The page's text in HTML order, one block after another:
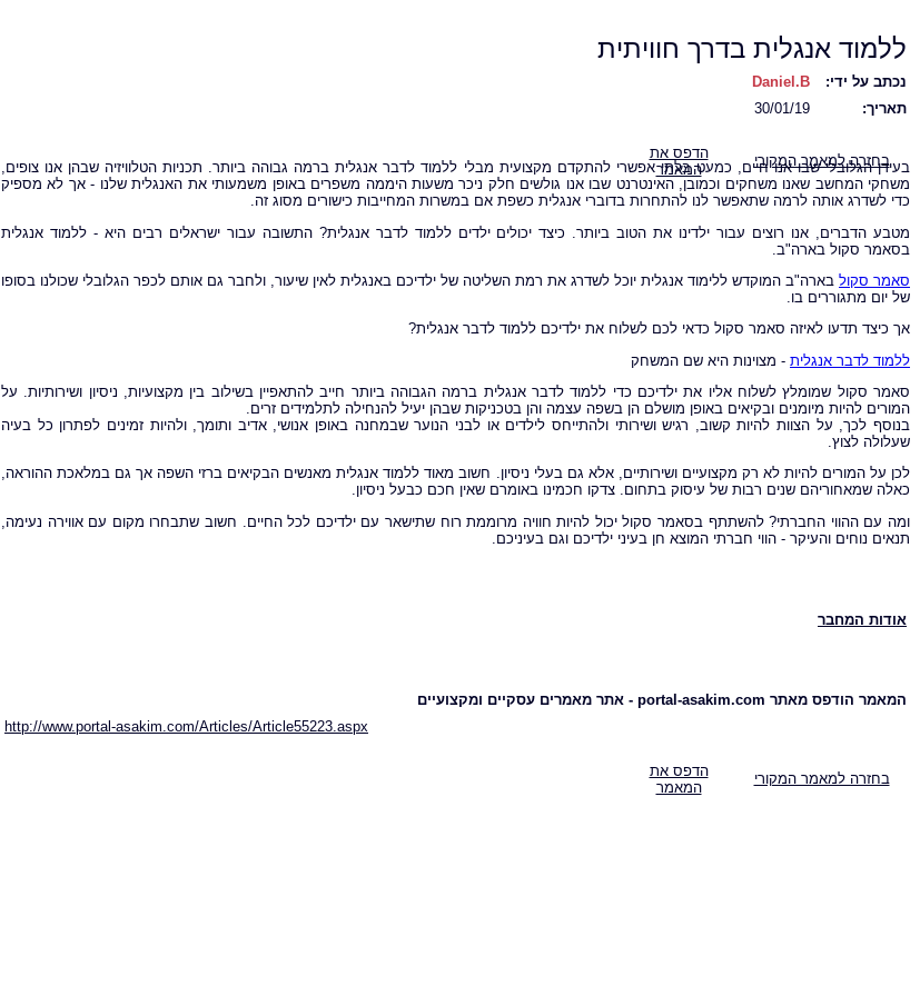
ללמוד אנגלית בדרך חוויתית
נכתב על ידי:
Daniel.B
תאריך:
30/01/19
בחזרה למאמר המקורי
הדפס את
המאמר
בעידן הגלובלי שבו אנו חיים, כמעט בלתי אפשרי להתקדם מקצועית מבלי ללמוד לדבר אנגלית ברמה גבוהה ביותר. תכניות הטלוויזיה שבהן אנו צופים,
משחקי המחשב שאנו משחקים וכמובן, האינטרנט שבו אנו גולשים חלק ניכר משעות היממה משפרים באופן משמעותי את האנגלית שלנו - אך לא מספיק
כדי לשדרג אותה לרמה שתאפשר לנו להתחרות בדוברי אנגלית כשפת אם במשרות המחייבות כישורים מסוג זה.
מטבע הדברים, אנו רוצים עבור ילדינו את הטוב ביותר. כיצד יכולים ילדים ללמוד לדבר אנגלית? התשובה עבור ישראלים רבים היא - ללמוד אנגלית
בסאמר סקול בארה"ב.
סאמר סקול בארה"ב המוקדש ללימוד אנגלית יוכל לשדרג את רמת השליטה של ילדיכם באנגלית לאין שיעור, ולחבר גם אותם לכפר הגלובלי שכולנו בסופו
של יום מתגוררים בו.
אך כיצד תדעו לאיזה סאמר סקול כדאי לכם לשלוח את ילדיכם ללמוד לדבר אנגלית?
ללמוד לדבר אנגלית - מצוינות היא שם המשחק
סאמר סקול שמומלץ לשלוח אליו את ילדיכם כדי ללמוד לדבר אנגלית ברמה הגבוהה ביותר חייב להתאפיין בשילוב בין מקצועיות, ניסיון ושירותיות. על
המורים להיות מיומנים ובקיאים באופן מושלם הן בשפה עצמה והן בטכניקות שבהן יעיל להנחילה לתלמידים זרים.
בנוסף לכך, על הצוות להיות קשוב, רגיש ושירותי ולהתייחס לילדים או לבני הנוער שבמחנה באופן אנושי, אדיב ותומך, ולהיות זמינים לפתרון כל בעיה
שעלולה לצוץ.
לכן על המורים להיות לא רק מקצועיים ושירותיים, אלא גם בעלי ניסיון. חשוב מאוד ללמוד אנגלית מאנשים הבקיאים ברזי השפה אך גם במלאכת ההוראה,
כאלה שמאחוריהם שנים רבות של עיסוק בתחום. צדקו חכמינו באומרם שאין חכם כבעל ניסיון.
ומה עם ההווי החברתי? להשתתף בסאמר סקול יכול להיות חוויה מרוממת רוח שתישאר עם ילדיכם לכל החיים. חשוב שתבחרו מקום עם אווירה נעימה,
תנאים נוחים והעיקר - הווי חברתי המוצא חן בעיני ילדיכם וגם בעיניכם.
אודות המחבר
המאמר הודפס מאתר portal-asakim.com - אתר מאמרים עסקיים ומקצועיים
http://www.portal-asakim.com/Articles/Article55223.aspx
בחזרה למאמר המקורי
הדפס את
המאמר